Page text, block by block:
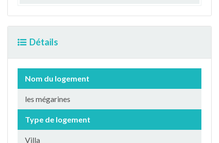
Détails
Nom du logement
les mégarines
Type de logement
Villa